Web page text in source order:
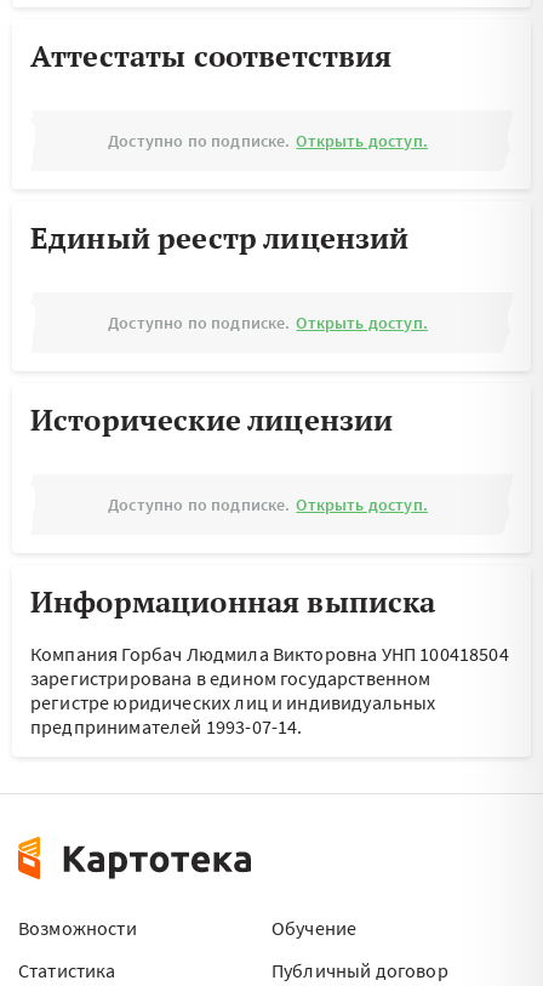
Аттестаты соответствия
Доступно по подписке. Открыть доступ.
Единый реестр лицензий
Доступно по подписке. Открыть доступ.
Исторические лицензии
Доступно по подписке. Открыть доступ.
Информационная выписка
Компания Горбач Людмила Викторовна УНП 100418504
зарегистрирована в едином государственном
регистре юридических лиц и индивидуальных
предпринимателей 1993-07-14.
Возможности
Статистика
Обучение
Публичный договор